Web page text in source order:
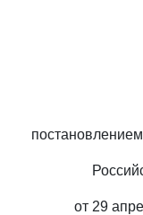
от 29